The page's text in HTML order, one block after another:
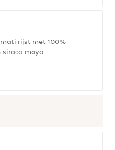
rijst met 100%
siraca mayo